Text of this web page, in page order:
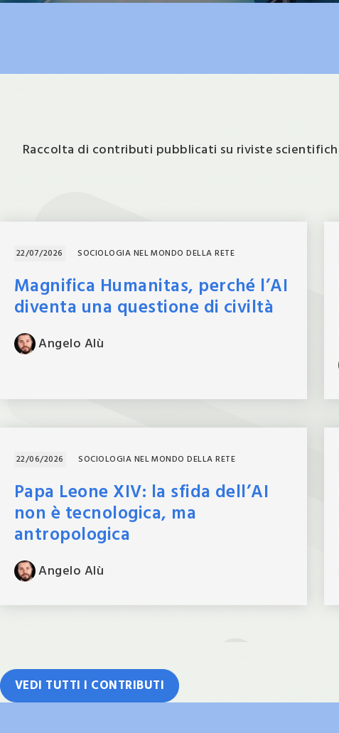
Raccolta di contributi pubblicati su riviste
22/07/2026 SOCIOLOGIA NEL MONDO DELLA RETE
Magnifica Humanitas, perché l’AI
diventa una questione di civiltà
Angelo Alù
22/06/2026 SOCIOLOGIA NEL MONDO DELLA RETE
Papa Leone XIV: la sfida dell’AI
non è tecnologica, ma
antropologica
Angelo Alù
VEDI TUTTI I CONTRIBUTI